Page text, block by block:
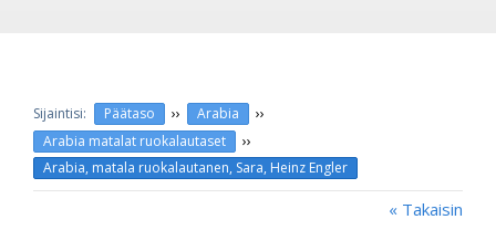
Päätaso ›› Arabia ››
Arabia matalat ruokalautaset ››
Arabia, matala ruokalautanen, Sara, Heinz Engler
« Takaisin